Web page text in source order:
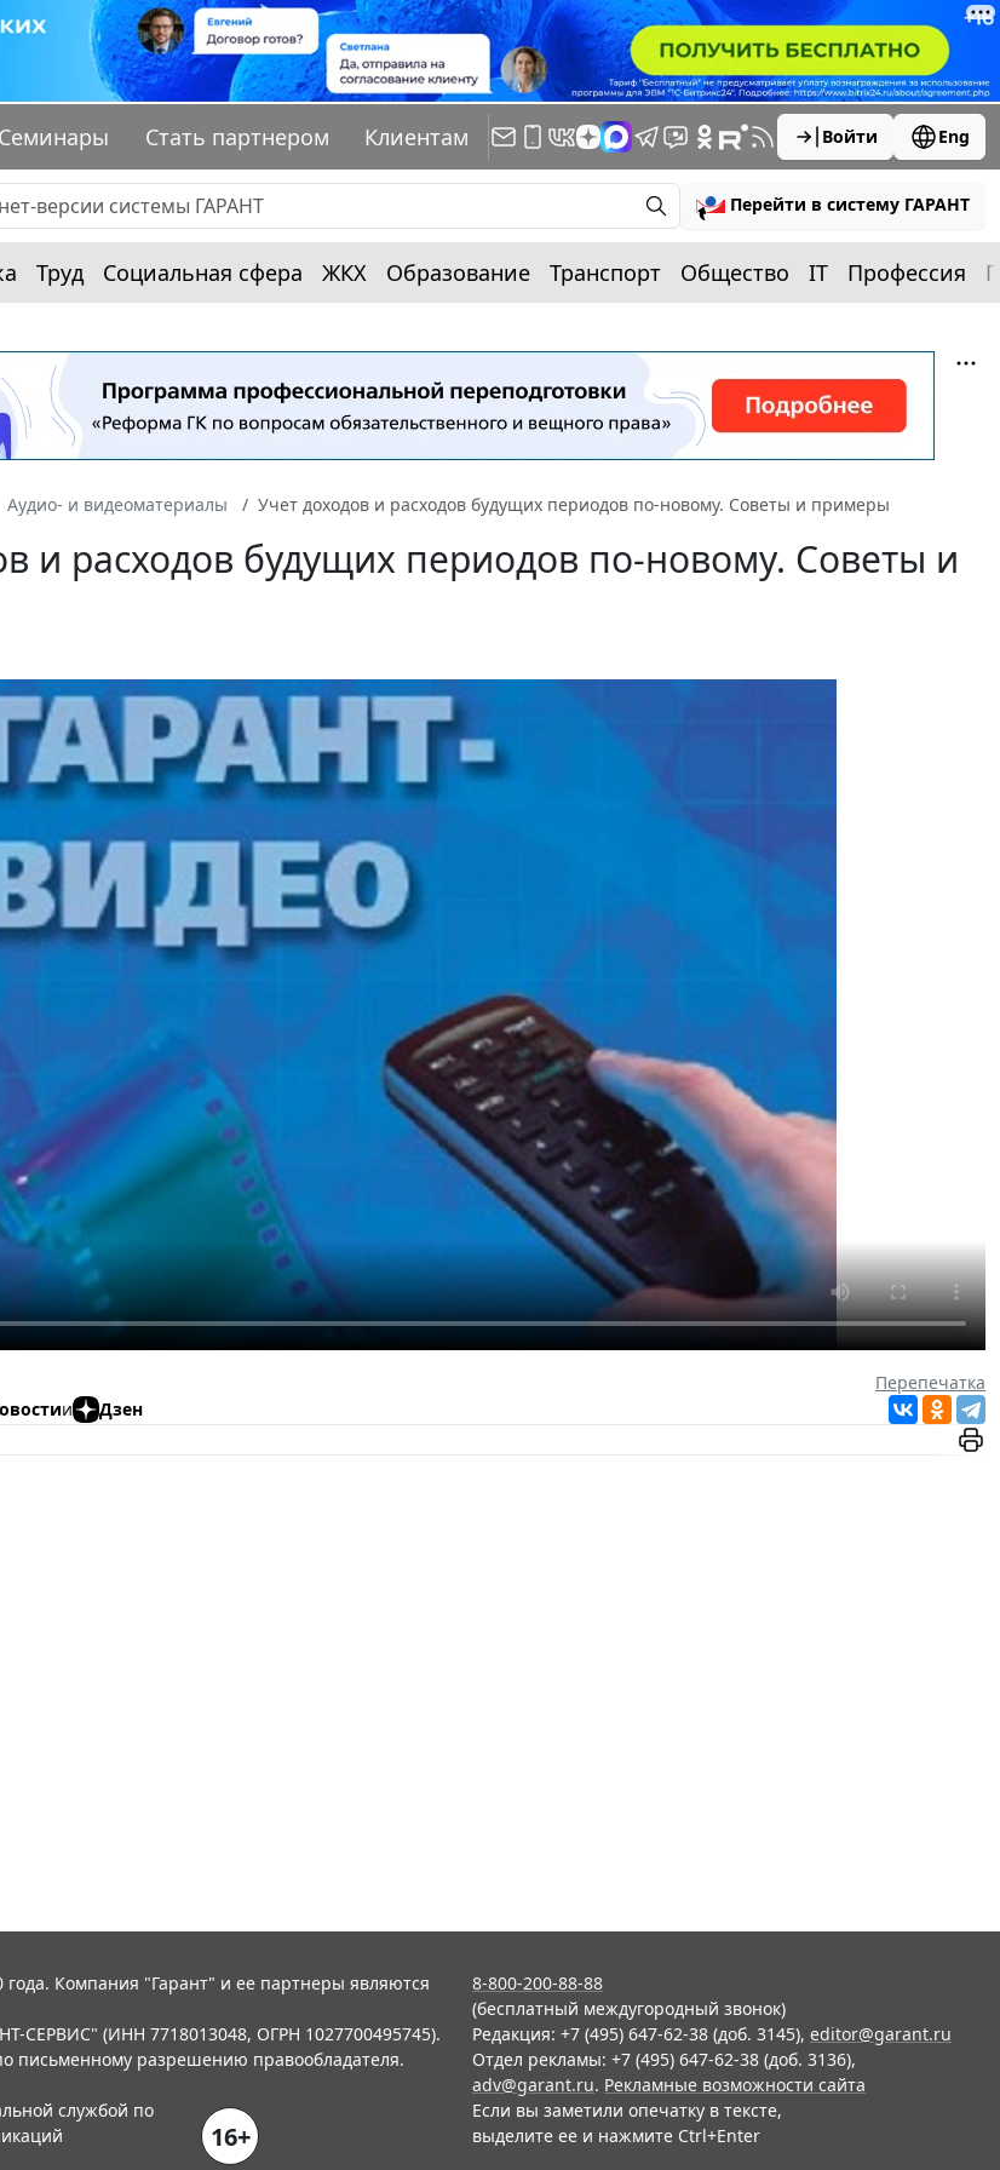
Семинары Стать партнером Клиентам Войти Eng
Перейти в систему ГАРАНТ
Труд Социальная сфера ЖКХ Образование Транспорт Общество IT Профессия
Аудио- и видеоматериалы Учет доходов и расходов будущих периодов по-новому. Советы и примеры
и расходов будущих периодов по-новому. Советы и
Перепечатка
и Дзен
Компания "Гарант" и ее партнеры являются
СЕРВИС" (ИНН 7718013048, ОГРН 1027700495745).
письменному разрешению правообладателя.
службой по
16+
8-800-200-88-88
(бесплатный междугородный звонок)
Редакция: +7 (495) 647-62-38 (доб. 3145), editor@garant.ru
Отдел рекламы: +7 (495) 647-62-38 (доб. 3136),
adv@garant.ru. Рекламные возможности сайта
Если вы заметили опечатку в тексте,
выделите ее и нажмите Ctrl+Enter